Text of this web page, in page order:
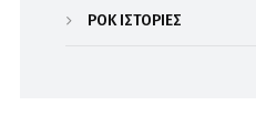
ΡΟΚ ΙΣΤΟΡΙΕΣ